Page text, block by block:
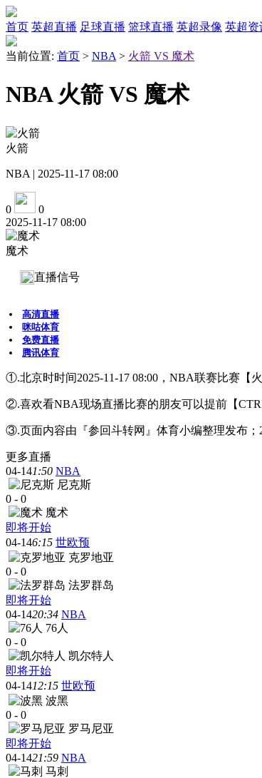
首页 英超直播 足球直播 篮球直播 英超录像 英超资
当前位置: 首页 > NBA > 火箭 VS 魔术
NBA 火箭 VS 魔术
火箭
NBA | 2025-11-17 08:00
0
0
2025-11-17 08:00
魔术
直播信号
高清直播
咪咕体育
免费直播
腾讯体育
①.北京时时间2025-11-17 08:00，NBA联赛比赛【
②.喜欢看NBA现场直播比赛的朋友可以提前【
③.页面内容由『参回斗转网』体育小编整理发布；
更多直播
04-141:50 NBA
尼克斯
0 - 0
魔术
即将开始
04-146:15 世欧预
克罗地亚
0 - 0
法罗群岛
即将开始
04-1420:34 NBA
76人
0 - 0
凯尔特人
即将开始
04-1412:15 世欧预
波黑
0 - 0
罗马尼亚
即将开始
04-1421:59 NBA
马刺